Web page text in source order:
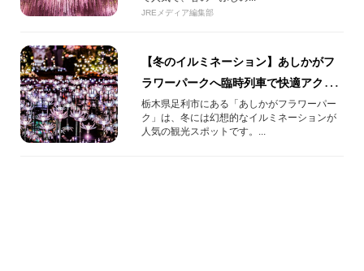
JREメディア編集部
【冬のイルミネーション】あしかがフ
ラワーパークへ臨時列車で快適アクセ
ス！
栃木県足利市にある「あしかがフラワーパー
ク」は、冬には幻想的なイルミネーションが
人気の観光スポットです。...